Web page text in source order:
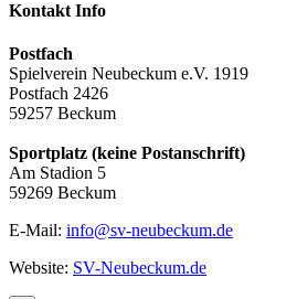
Kontakt Info
Postfach
Spielverein Neubeckum e.V. 1919
Postfach 2426
59257 Beckum
Sportplatz (keine Postanschrift)
Am Stadion 5
59269 Beckum
E-Mail: info@sv-neubeckum.de
Website: SV-Neubeckum.de